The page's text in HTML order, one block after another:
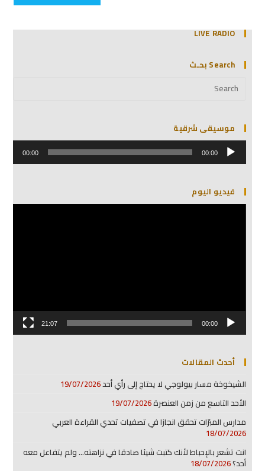
LIVE RADIO
Search بحـث
موسيقى شرقية
مشغل
الصوت 00:00
00:00
فيديو اليوم
مشغل
00:00
21:07
أحدث المقالات
الشيخوخة مسار بيولوجي لا يحتاج إلى رأي أحد19/07/2026
الأحد التاسع من زمن العنصرة19/07/2026
مدارس المبرّات تحقق انجازا في تصفيات تحدي القراءة العربي
18/07/2026
انت تشعر بالإحباط لأنك كتبت شيئا صادقا في نزاهته… ولم يتفاعل معه
أحد؟18/07/2026